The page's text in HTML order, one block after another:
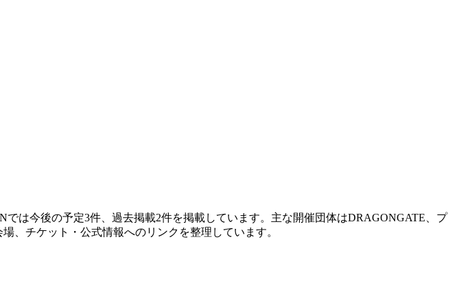
は今後の予定3件、過去掲載2件を掲載しています。主な開催団体はDRAGONGATE、プ
、チケット・公式情報へのリンクを整理しています。